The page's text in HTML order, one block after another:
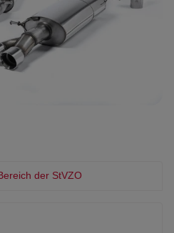
der StVZO